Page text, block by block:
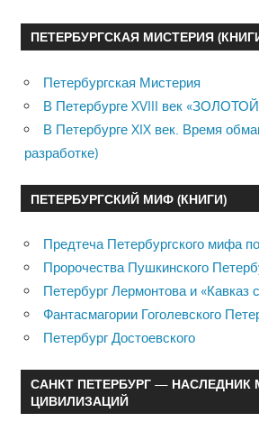
ПЕТЕРБУРГСКАЯ МИСТЕРИЯ
Петербургская Мистерия
В Петербурге XVIII век
В Петербурге XIX век. Время
разработке)
ПЕТЕРБУРГСКИЙ МИФ (КНИГИ)
Предтеча Петербургского мифа
Пророчества Пушкинского
Петербург Лермонтова и «Кавказ
Фантасмагории Гоголевского
Петербург Достоевского
САНКТ ПЕТЕРБУРГ —
ЦИВИЛИЗАЦИЙ